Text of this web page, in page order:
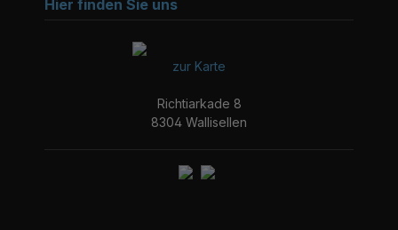
Hier finden Sie uns
zur Karte
Richtiarkade 8
8304 Wallisellen